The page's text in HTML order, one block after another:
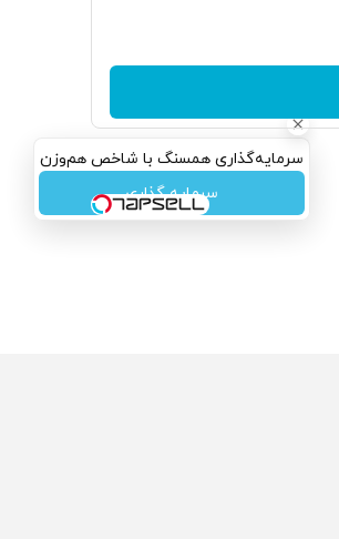
سرمایه‌گذاری همسنگ با شاخص هم‌وزن
سرمایه گذاری